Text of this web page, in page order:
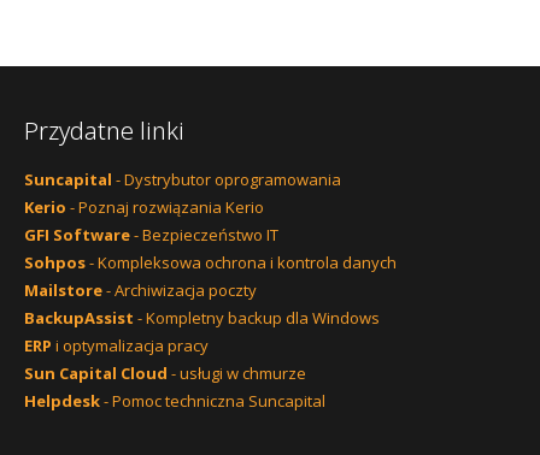
Przydatne linki
Suncapital - Dystrybutor oprogramowania
Kerio - Poznaj rozwiązania Kerio
GFI Software- Bezpieczeństwo IT
Sohpos- Kompleksowa ochrona i kontrola danych
Mailstore- Archiwizacja poczty
BackupAssist - Kompletny backup dla Windows
ERP i optymalizacja pracy
Sun Capital Cloud - usługi w chmurze
Helpdesk- Pomoc techniczna Suncapital